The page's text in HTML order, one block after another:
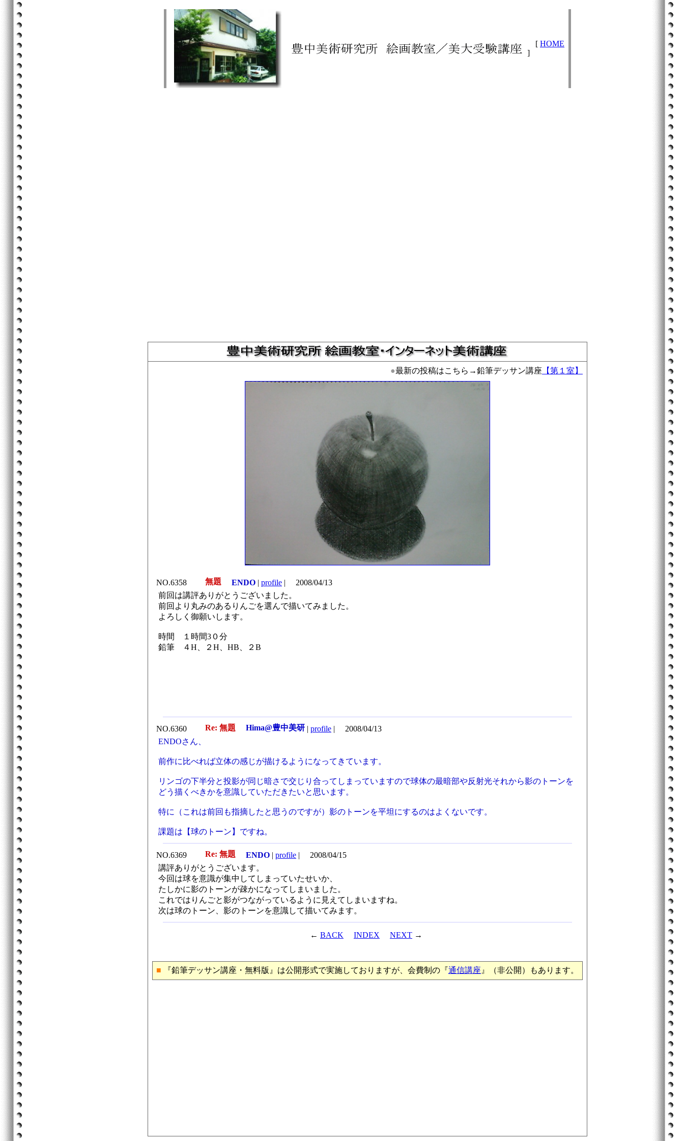
[ HOME
]
●最新の投稿はこちら→鉛筆デッサン講座 【第１室】
NO.6358 無題 ENDO | profile |
2008/04/13
前回は講評ありがとうございました。
前回より丸みのあるりんごを選んで描いてみました。
よろしく御願いします。
時間 １時間3０分
鉛筆 ４H、２H、HB、２B
NO.6360 Re: 無題 Hima@豊中美研 | profile |
2008/04/13
ENDOさん、
前作に比べれば立体の感じが描けるようになってきています。
リンゴの下半分と投影が同じ暗さで交じり合ってしまっていますので球体の最暗部や反射光それから影のトーンを
どう描くべきかを意識していただきたいと思います。
特に（これは前回も指摘したと思うのですが）影のトーンを平坦にするのはよくないです。
課題は【球のトーン】ですね。
NO.6369 Re: 無題 ENDO | profile |
2008/04/15
講評ありがとうございます。
今回は球を意識が集中してしまっていたせいか、
たしかに影のトーンが疎かになってしまいました。
これではりんごと影がつながっているように見えてしまいますね。
次は球のトーン、影のトーンを意識して描いてみます。
← BACK INDEX NEXT →
■ 『鉛筆デッサン講座・無料版』は公開形式で実施しておりますが、会費制の『通信講座 』（非公開）もあります。